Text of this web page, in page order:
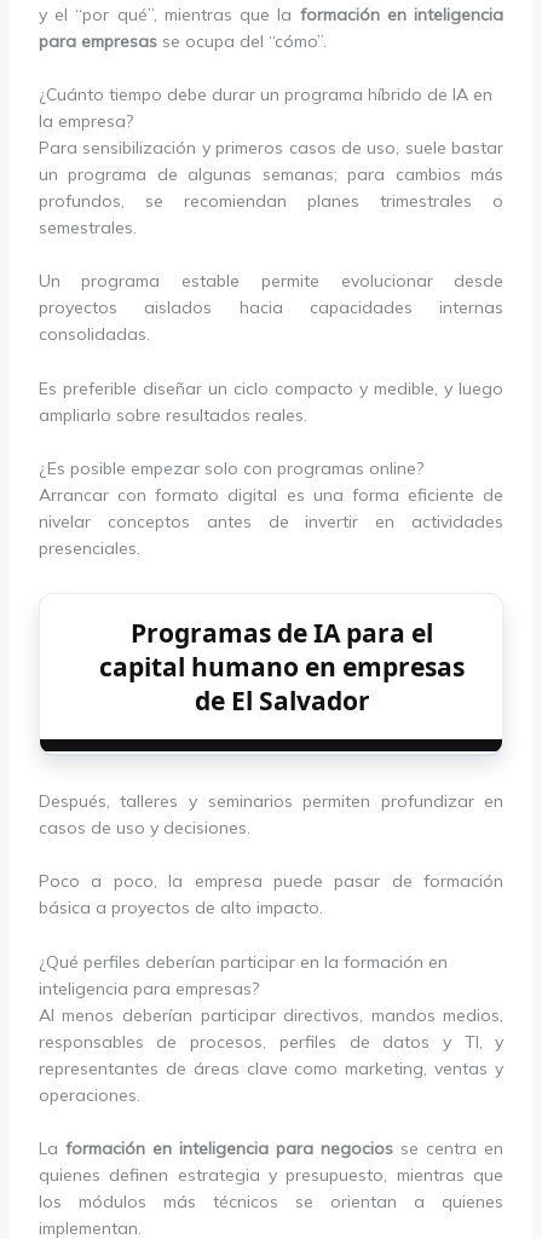
y el “por qué”, mientras que la formación en inteligencia
para empresasse ocupa del “cómo”.
¿Cuánto tiempo debe durar un programa híbrido de IA en
la empresa?
Para sensibilización y primeros casos de uso, suele bastar
un programa de algunas semanas; para cambios más
profundos, se recomiendan planes trimestrales o
semestrales.
Un programa estable permite evolucionar desde
proyectos aislados hacia capacidades internas
consolidadas.
Es preferible diseñar un ciclo compacto y medible, y luego
ampliarlo sobre resultados reales.
¿Es posible empezar solo con programas online?
Arrancar con formato digital es una forma eficiente de
nivelar conceptos antes de invertir en actividades
presenciales.
Programas de IA para el
capital humano en empresas
de El Salvador
Después, talleres y seminarios permiten profundizar en
casos de uso y decisiones.
Poco a poco, la empresa puede pasar de formación
básica a proyectos de alto impacto.
¿Qué perfiles deberían participar en la formación en
inteligencia para empresas?
Al menos deberían participar directivos, mandos medios,
responsables de procesos, perfiles de datos y TI, y
representantes de áreas clave como marketing, ventas y
operaciones.
La formación en inteligencia para negocios se centra en
quienes definen estrategia y presupuesto, mientras que
los módulos más técnicos se orientan a quienes
implementan.